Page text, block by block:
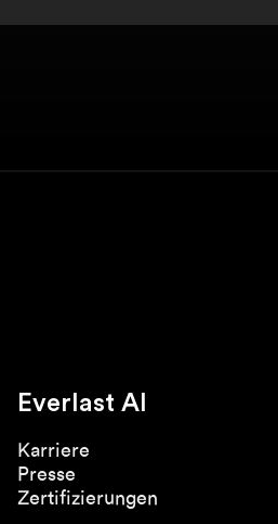
Everlast AI
Karriere
Presse
Zertifizierungen